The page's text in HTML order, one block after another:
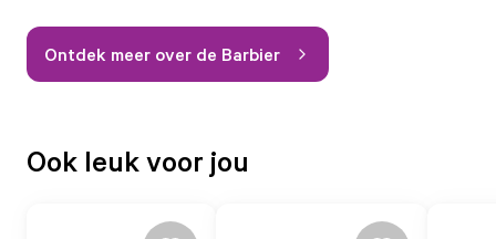
Ontdek meer over de Barbier
Ook leuk voor jou